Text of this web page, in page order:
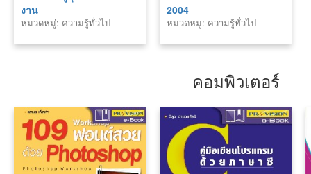
งาน
หมวดหมู่: ความรู้ทั่วไป
2004
หมวดหมู่: ความรู้ทั่วไป
คอมพิวเตอร์